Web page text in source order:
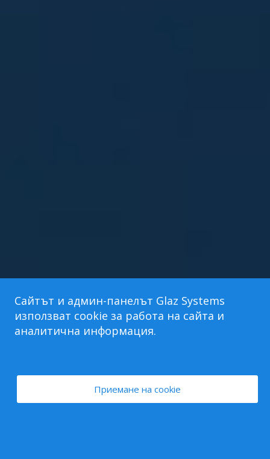
Сайтът и админ-панелът Glaz Systems
използват cookie за работа на сайта и
аналитична информация.
Приемане на cookie